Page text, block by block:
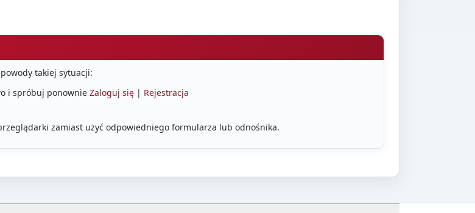
takiej sytuacji:
i spróbuj ponownie Zaloguj się | Rejestracja
zamiast użyć odpowiedniego formularza lub odnośnika.